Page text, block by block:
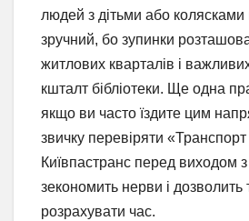
людей з дітьми або
зручний, бо зупинки
житлових кварталів і важливих
кшталт бібліотеки. Ще одна
якщо ви часто їздите цим
звичку перевіряти
Київпастранс перед виходом
зекономить нерви і дозволить
розрахувати час.